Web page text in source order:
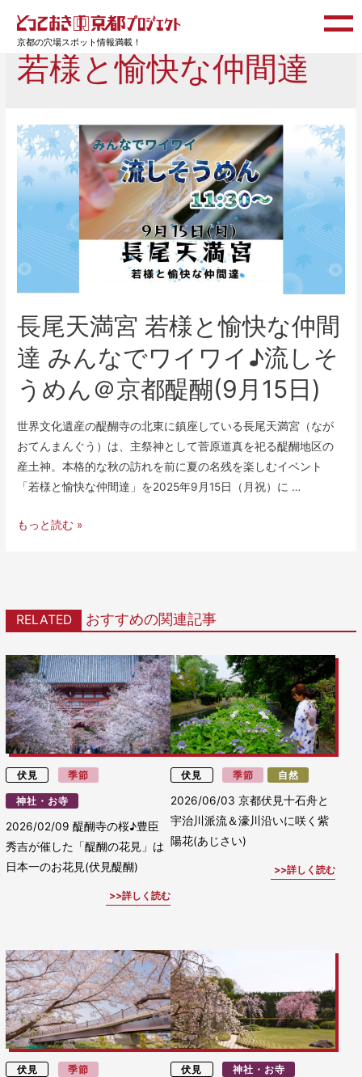
京都の穴場スポット情報満載！
若様と愉快な仲間達
長尾天満宮 若様と愉快な仲間
達 みんなでワイワイ♪流しそ
うめん＠京都醍醐(9月15日)
世界文化遺産の醍醐寺の北東に鎮座している長尾天満宮（なが
おてんまんぐう）は、主祭神として菅原道真を祀る醍醐地区の
産土神。本格的な秋の訪れを前に夏の名残を楽しむイベント
「若様と愉快な仲間達」を2025年9月15日（月祝）に …
もっと読む »
RELATED おすすめの関連記事
伏見 季節
神社・お寺
2026/02/09醍醐寺の桜♪豊臣
秀吉が催した「醍醐の花見」は
日本一のお花見(伏見醍醐)
詳しく読む
伏見 季節 自然
2026/06/03 京都伏見十石舟と
宇治川派流＆濠川沿いに咲く紫
陽花(あじさい)
詳しく読む
伏見 季節 伏見 神社・お寺